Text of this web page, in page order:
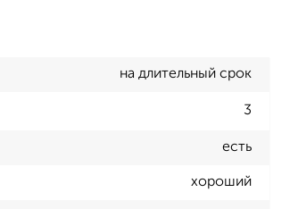
на длительный срок
3
есть
хороший